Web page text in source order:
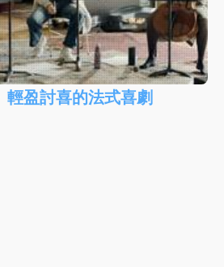
輕盈討喜的法式喜劇